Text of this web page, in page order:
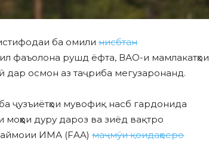
ба омили нисбтан
фаъолона рушд ёфта, ВАО-и мамлакатҳои
дар осмон аз таҷриба мегузаронанд.
ҷузъиётҳои мувофиқ насб гардонида
дуру дароз ва зиёд вақтро
ИМА (FAA) маҷмӯи қоидаҳоеро